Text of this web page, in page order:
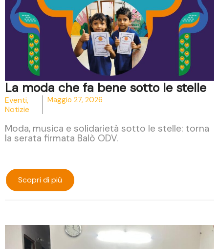
La moda che fa bene sotto le stelle
Eventi,
Notizie
Maggio 27, 2026
Moda, musica e solidarietà sotto le stelle: torna
la serata firmata Balò ODV.
Scopri di più